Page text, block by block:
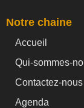
Notre chaine
Accueil
Qui-sommes-
Contactez-nous
Agenda